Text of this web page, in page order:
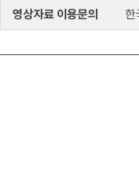
영상자료 이용문의 한